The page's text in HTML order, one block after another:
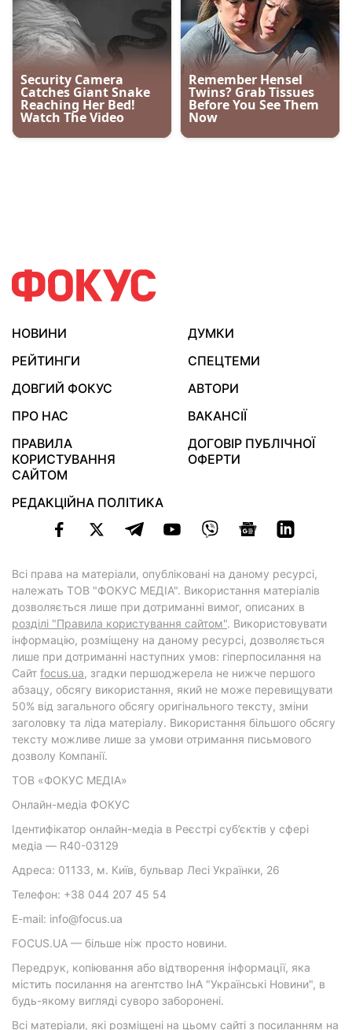
НОВИНИ
ДУМКИ
РЕЙТИНГИ
СПЕЦТЕМИ
ДОВГИЙ ФОКУС
АВТОРИ
ПРО НАС
ВАКАНСІЇ
ПРАВИЛА
КОРИСТУВАННЯ
САЙТОМ
ДОГОВІР ПУБЛІЧНОЇ
ОФЕРТИ
РЕДАКЦІЙНА ПОЛІТИКА
Всі права на матеріали, опубліковані на даному ресурсі,
належать ТОВ "ФОКУС МЕДІА". Використання матеріалів
дозволяється лише при дотриманні вимог, описаних в
розділі "Правила користування сайтом". Використовувати
інформацію, розміщену на даному ресурсі, дозволяється
лише при дотриманні наступних умов: гіперпосилання на
Cайт focus.ua, згадки першоджерела не нижче першого
абзацу, обсягу використання, який не може перевищувати
50% від загального обсягу оригінального тексту, зміни
заголовку та ліда матеріалу. Використання більшого обсягу
тексту можливе лише за умови отримання письмового
дозволу Компанії.
ТОВ «ФОКУС МЕДІА»
Онлайн-медіа ФОКУС
Ідентифікатор онлайн-медіа в Реєстрі суб’єктів у сфері
медіа — R40-03129
Адреса: 01133, м. Київ, бульвар Лесі Українки, 26
Телефон: +38 044 207 45 54
E-mail: info@focus.ua
FOCUS.UA — більше ніж просто новини.
Передрук, копіювання або відтворення інформації, яка
містить посилання на агентство ІнА "Українські Новини", в
будь-якому вигляді суворо заборонені.
Всі матеріали, які розміщені на цьому сайті з посиланням на